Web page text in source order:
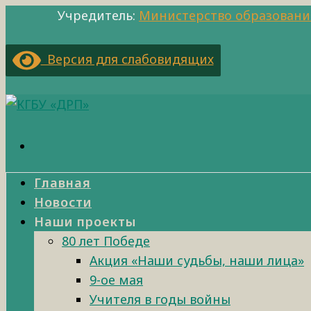
Учредитель: Министерство
Версия для слабовидящих
Главная
Новости
Наши проекты
80 лет Победе
Акция «Наши судьбы, наши лица»
9-ое мая
Учителя в годы войны